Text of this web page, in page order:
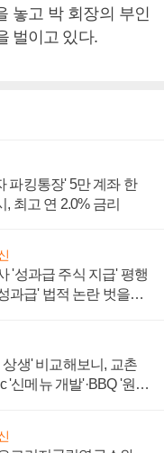
놓고 박 회장의 부인
벌이고 있다.
파킹통장' 5만 계좌 한
최고 연 2.0% 금리
'성과급 주식 지급' 평행
과급' 법적 논란 벗을지
생' 비교해보니, 교촌
'신메뉴 개발'·BBQ '원가